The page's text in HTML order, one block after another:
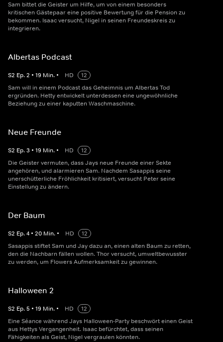
Sam bittet die Geister um Hilfe, um von einem besonders
kritischen Gästepaar eine positive Bewertung für die Pension zu
bekommen. Isaac versucht, Nigel in seinen Freundeskreis zu
integrieren.
Albertas Podcast
S2 Ep.2 • 19 Min. • HD
12
Sam will in einem Podcast das Geheimnis um Albertas Tod
ergründen. Hetty entwickelt unterdessen eine ungewöhnliche
Beziehung zu einer kaputten Waschmaschine.
Neue Freunde
S2 Ep.3 • 19 Min. • HD
12
Die Geister vermuten, dass Jays neue Freunde einer Sekte
angehören, und alarmieren Sam. Nachdem Sasappis seine
unerschütterliche Fröhlichkeit kritisiert, versucht Peter seine
Einstellung zu ändern.
Der Baum
S2 Ep.4 • 20 Min. • HD
12
Sasappis stiftet Sam und Jay dazu an, einen alten Baum zu retten,
den die Nachbarn fällen wollen. Thor versucht, umweltbewusster
zu werden, um Flowers Aufmerksamkeit zu gewinnen.
Halloween 2
S2 Ep.5 • 19 Min. • HD
12
Eine Séance während Jays Halloween-Party beschwört einen Geist
aus Hettys Vergangenheit. Isaac befürchtet, dass seinen
Fähigkeiten als Geist, Nigel vergraulen könnten.